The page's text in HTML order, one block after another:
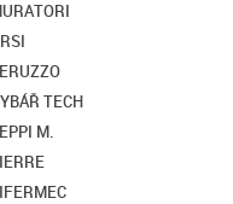
TECH
M.